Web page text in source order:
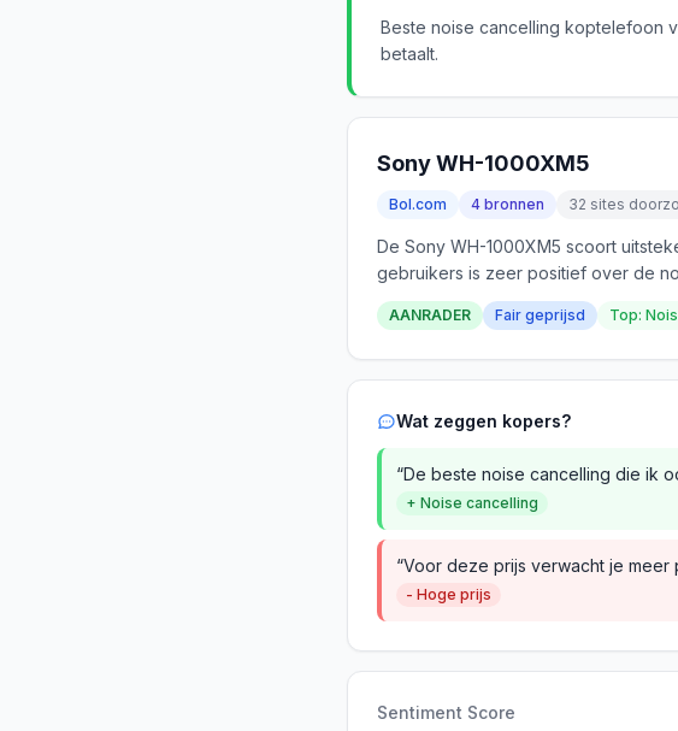
Beste noise cancelling koptelefoon
betaalt.
Sony WH-1000XM5
Bol.com 4 bronnen 32 sites
De Sony WH-1000XM5 scoort
gebruikers is zeer positief over de
AANRADER Fair geprijsd Top:
Wat zeggen kopers?
“De beste noise cancelling die ik
+ Noise cancelling
“Voor deze prijs verwacht je meer
- Hoge prijs
Sentiment Score